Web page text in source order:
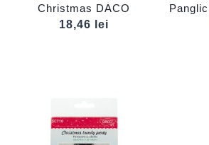
Christmas DACO
18,46
lei